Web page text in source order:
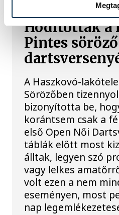
Hódítottak a
Pintes söröző
A Haszkovó-
Sörözőben
bizonyította be,
korántsem csak a
első Open Női
táblák előtt most
álltak, legyen szó
vagy lelkes
volt ezen a nem
eseményen, most
nap